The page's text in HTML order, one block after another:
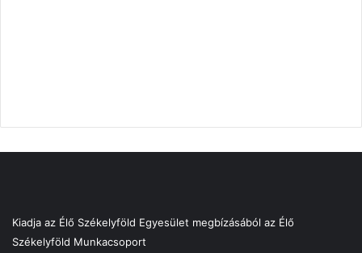
Kiadja az Élő Székelyföld Egyesület megbízásából az Élő
Székelyföld Munkacsoport